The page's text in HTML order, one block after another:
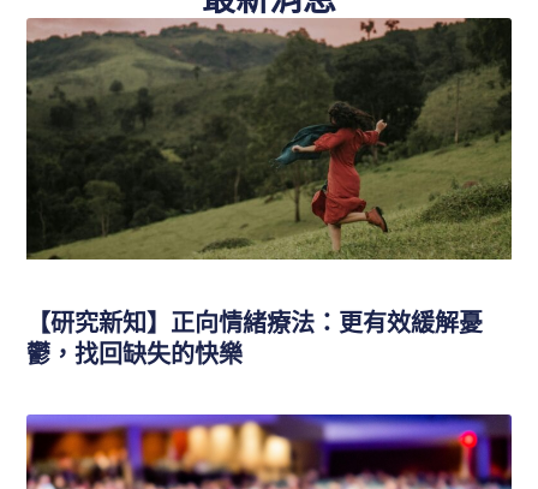
【研究新知】正向情緒療法：更有效緩解憂
鬱，找回缺失的快樂